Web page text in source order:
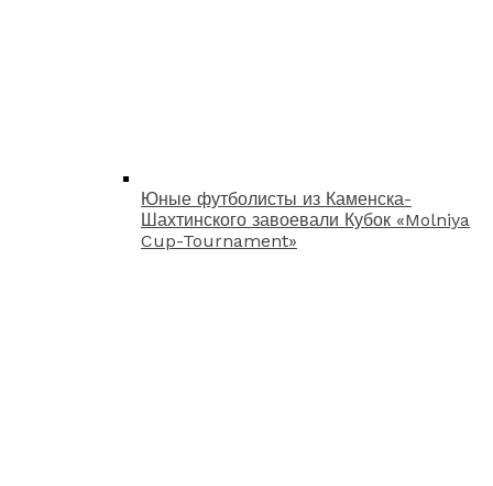
Юные футболисты из Каменска-
Шахтинского завоевали Кубок «Molniya
Cup-Tournament»